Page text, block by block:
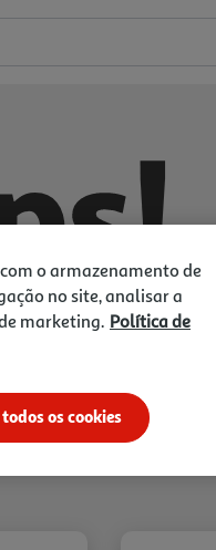
novo?
o armazenamento de
no site, analisar a
marketing. Política de
os cookies